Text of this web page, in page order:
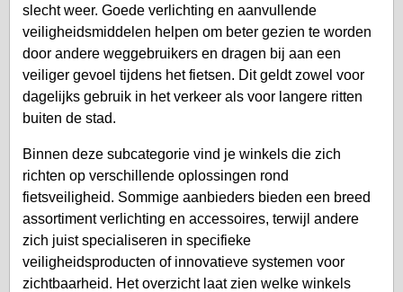
slecht weer. Goede verlichting en aanvullende
veiligheidsmiddelen helpen om beter gezien te worden
door andere weggebruikers en dragen bij aan een
veiliger gevoel tijdens het fietsen. Dit geldt zowel voor
dagelijks gebruik in het verkeer als voor langere ritten
buiten de stad.
Binnen deze subcategorie vind je winkels die zich
richten op verschillende oplossingen rond
fietsveiligheid. Sommige aanbieders bieden een breed
assortiment verlichting en accessoires, terwijl andere
zich juist specialiseren in specifieke
veiligheidsproducten of innovatieve systemen voor
zichtbaarheid. Het overzicht laat zien welke winkels